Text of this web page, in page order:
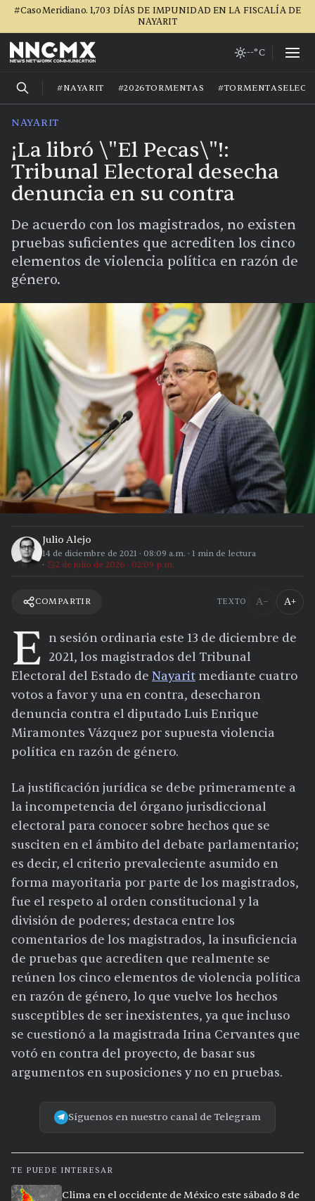
#CasoMeridiano. 1,703 DÍAS DE IMPUNIDAD EN LA FISCALÍA DE
NAYARIT
--°C
#NAYARIT #2026TORMENTAS
NAYARIT
¡La libró \"El Pecas\"!:
Tribunal Electoral desecha
denuncia en su contra
De acuerdo con los magistrados, no existen
pruebas suficientes que acrediten los cinco
elementos de violencia política en razón de
género.
Julio Alejo
14 de diciembre de 2021 · 08:09 a.m. · 1 min de lectura
2 de julio de 2026 · 02:09 p.m.
COMPARTIR TEXTO A− A+
E n sesión ordinaria este 13 de diciembre de
2021, los magistrados del Tribunal
Electoral del Estado de Nayarit mediante cuatro
votos a favor y una en contra, desecharon
denuncia contra el diputado Luis Enrique
Miramontes Vázquez por supuesta violencia
política en razón de género.
La justificación jurídica se debe primeramente a
la incompetencia del órgano jurisdiccional
electoral para conocer sobre hechos que se
susciten en el ámbito del debate parlamentario;
es decir, el criterio prevaleciente asumido en
forma mayoritaria por parte de los magistrados,
fue el respeto al orden constitucional y la
división de poderes; destaca entre los
comentarios de los magistrados, la insuficiencia
de pruebas que acrediten que realmente se
reúnen los cinco elementos de violencia política
en razón de género, lo que vuelve los hechos
susceptibles de ser inexistentes, ya que incluso
se cuestionó a la magistrada Irina Cervantes que
votó en contra del proyecto, de basar sus
argumentos en suposiciones y no en pruebas.
Síguenos en nuestro canal de Telegram
TE PUEDE INTERESAR
Clima en el occidente de México este sábado 8 de